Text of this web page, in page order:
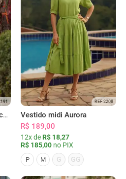
Vestido midi Fátima terracota
REF 2208
Vestido midi Aurora
R$ 189,00
12x de R$ 18,27
R$ 185,00 no PIX
P M G GG